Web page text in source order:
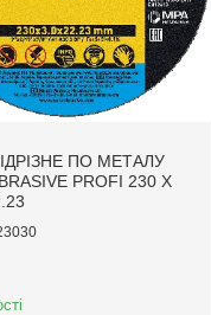
ПО МЕТАЛУ
PROFI 230 X